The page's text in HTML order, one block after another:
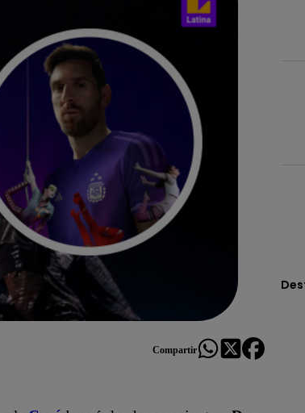
Compartir